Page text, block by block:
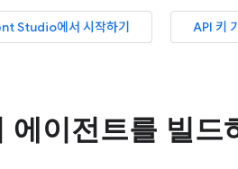
Studio에서 시작하기 API 키
에이전트를 빌드